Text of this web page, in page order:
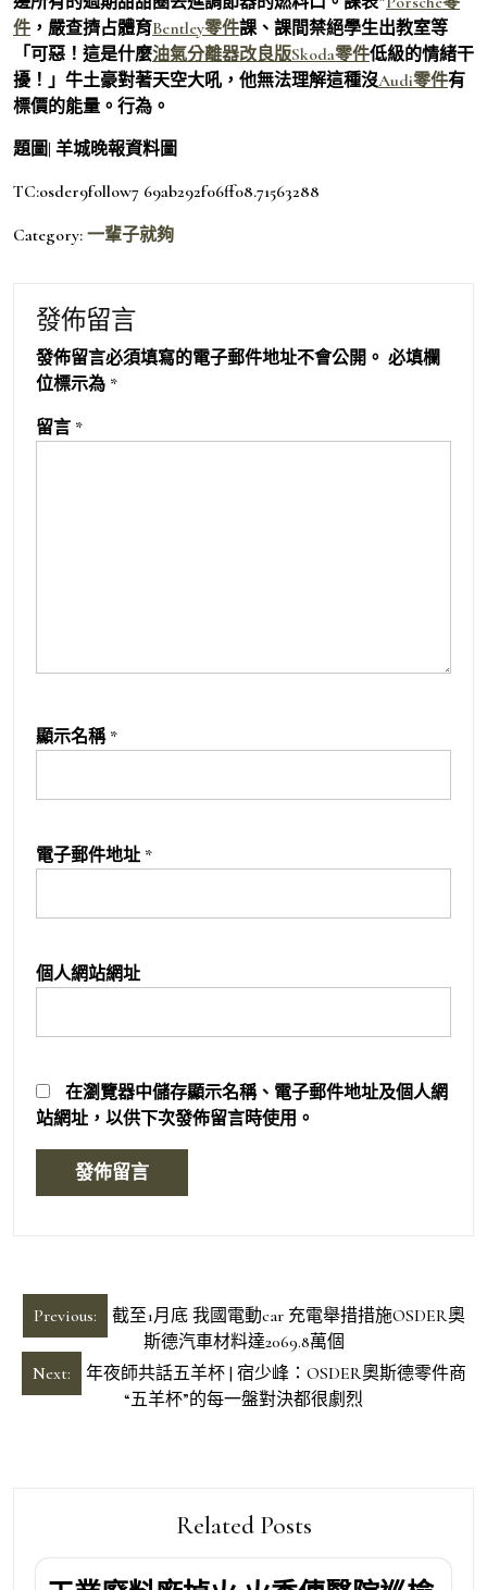
件 ，嚴查擠占體育Bentley零件課、課間禁絕學生出教室等
「可惡！這是什麼油氣分離器改良版Skoda零件低級的情緒干
擾！」牛土豪對著天空大吼，他無法理解這種沒Audi零件有
標價的能量。行為。
題圖| 羊城晚報資料圖
TC:osder9follow7 69ab292f06ff08.71563288
Category: 一輩子就夠
發佈留言
發佈留言必須填寫的電子郵件地址不會公開。 必填欄
位標示為 *
留言 *
顯示名稱 *
電子郵件地址 *
個人網站網址
在瀏覽器中儲存顯示名稱、電子郵件地址及個人網
站網址，以供下次發佈留言時使用。
文
章
導
Previous:
截至1月底 我國電動car 充電舉措措施OSDER奧
斯德汽車材料達2069.8萬個
Next:
年夜師共話五羊杯 | 宿少峰：OSDER奧斯德零件商
“五羊杯”的每一盤對決都很劇烈
Related Posts